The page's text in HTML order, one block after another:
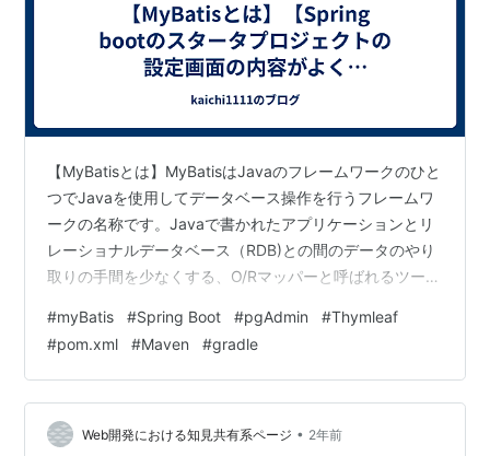
【MyBatisとは】MyBatisはJavaのフレームワークのひと
つでJavaを使用してデータベース操作を行うフレームワ
ークの名称です。Javaで書かれたアプリケーションとリ
レーショナルデータベース（RDB)との間のデータのやり
取りの手間を少なくする、O/Rマッパーと呼ばれるツール
タベース(RDB)「RDB」とは、表形式の複数データを関連
付けて使えるようにしたデータベースのことです。RDB
では複数の表データから、「RDBMS（Relational
Database Management System：リレーショナルデータ
ベース管理システム）」…
#myBatis #Spring Boot #pgAdmin #Thymleaf
#pom.xml #Maven #gradle
Web開発における知見共有系ページ • 2年前